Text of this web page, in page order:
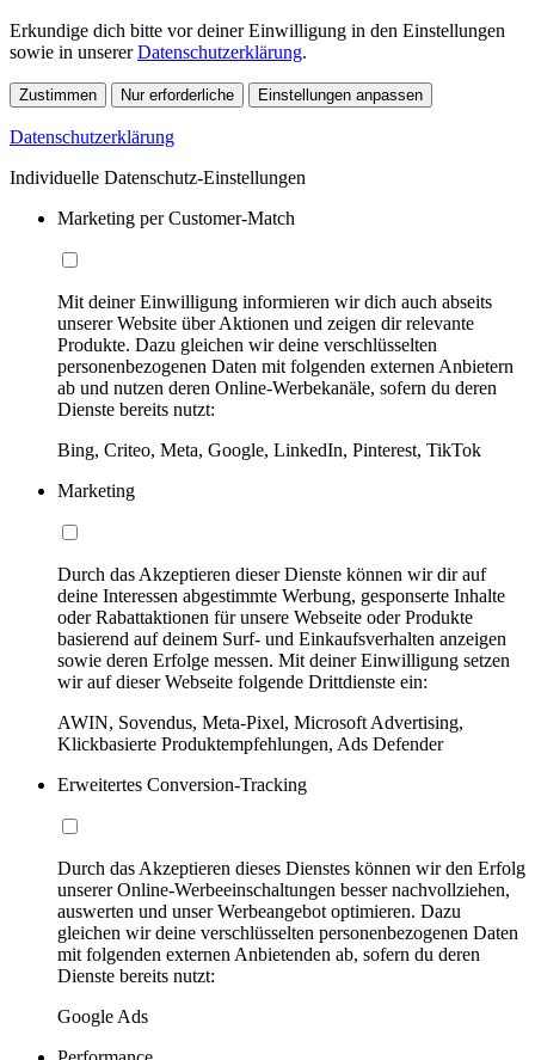
Erkundige dich bitte vor deiner Einwilligung in den Einstellungen
sowie in unsererDatenschutzerklärung.
Zustimmen Nur erforderliche Einstellungen anpassen
Datenschutzerklärung
Individuelle Datenschutz-Einstellungen
Marketing per Customer-Match
Mit deiner Einwilligung informieren wir dich auch abseits
unserer Website über Aktionen und zeigen dir relevante
Produkte. Dazu gleichen wir deine verschlüsselten
personenbezogenen Daten mit folgenden externen Anbietern
ab und nutzen deren Online-Werbekanäle, sofern du deren
Dienste bereits nutzt:
Bing, Criteo, Meta, Google, LinkedIn, Pinterest, TikTok
Marketing
Durch das Akzeptieren dieser Dienste können wir dir auf
deine Interessen abgestimmte Werbung, gesponserte Inhalte
oder Rabattaktionen für unsere Webseite oder Produkte
basierend auf deinem Surf- und Einkaufsverhalten anzeigen
sowie deren Erfolge messen. Mit deiner Einwilligung setzen
wir auf dieser Webseite folgende Drittdienste ein:
AWIN, Sovendus, Meta-Pixel, Microsoft Advertising,
Klickbasierte Produktempfehlungen, Ads Defender
Erweitertes Conversion-Tracking
Durch das Akzeptieren dieses Dienstes können wir den Erfolg
unserer Online-Werbeeinschaltungen besser nachvollziehen,
auswerten und unser Werbeangebot optimieren. Dazu
gleichen wir deine verschlüsselten personenbezogenen Daten
mit folgenden externen Anbietenden ab, sofern du deren
Dienste bereits nutzt:
Google Ads